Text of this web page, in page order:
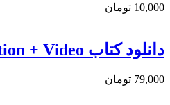
10,000 تومان
دانلود کتاب Video Atlas of Neurosurgery: Contemporary Tumor and Skull Base Surgery 1st Edition + Video
79,000 تومان